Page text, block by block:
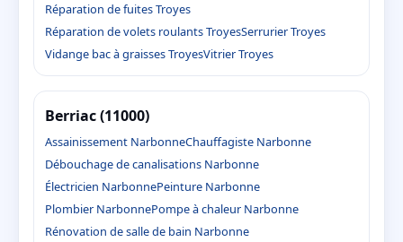
Réparation de fuites Troyes
Réparation de volets roulants TroyesSerrurier Troyes
Vidange bac à graisses TroyesVitrier Troyes
Berriac (11000)
Assainissement NarbonneChauffagiste Narbonne
Débouchage de canalisations Narbonne
Électricien NarbonnePeinture Narbonne
Plombier NarbonnePompe à chaleur Narbonne
Rénovation de salle de bain Narbonne